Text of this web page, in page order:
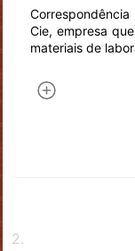
Cie, empresa
materiais de
2 .